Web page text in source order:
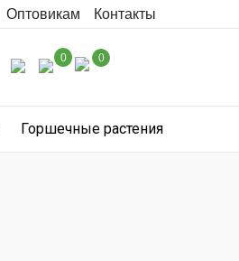
Оптовикам Контакты
0 0
Горшечные растения